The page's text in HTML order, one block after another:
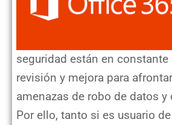
seguridad están en constante
revisión y mejora para
amenazas de robo de datos
Por ello, tanto si es usuario